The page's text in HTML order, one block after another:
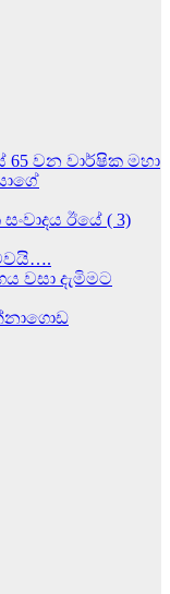
වන වාර්ෂික මහා
ඊයේ ( 3)
වසා දැමිමට